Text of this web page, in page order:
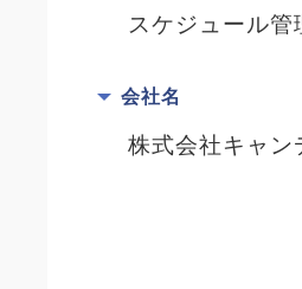
スケジュール
会社名
株式会社キャン